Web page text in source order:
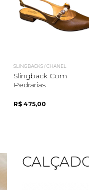
SLINGBACKS / CHANEL
Slingback Com
Pedrarias
R$ 475,00